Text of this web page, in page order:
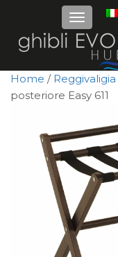
Home / Reggivaligia
posteriore Easy 611